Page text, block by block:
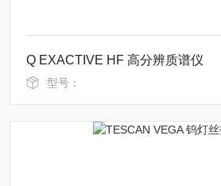
Q EXACTIVE HF 高分辨质谱仪
型号：